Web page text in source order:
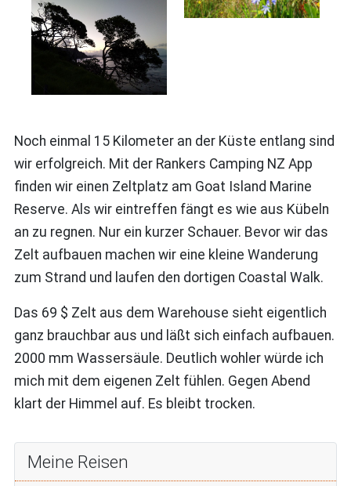
Noch einmal 15 Kilometer an der Küste entlang sind
wir erfolgreich. Mit der Rankers Camping NZ App
finden wir einen Zeltplatz am Goat Island Marine
Reserve. Als wir eintreffen fängt es wie aus Kübeln
an zu regnen. Nur ein kurzer Schauer. Bevor wir das
Zelt aufbauen machen wir eine kleine Wanderung
zum Strand und laufen den dortigen Coastal Walk.
Das 69 $ Zelt aus dem Warehouse sieht eigentlich
ganz brauchbar aus und läßt sich einfach aufbauen.
2000 mm Wassersäule. Deutlich wohler würde ich
mich mit dem eigenen Zelt fühlen. Gegen Abend
klart der Himmel auf. Es bleibt trocken.
Meine Reisen